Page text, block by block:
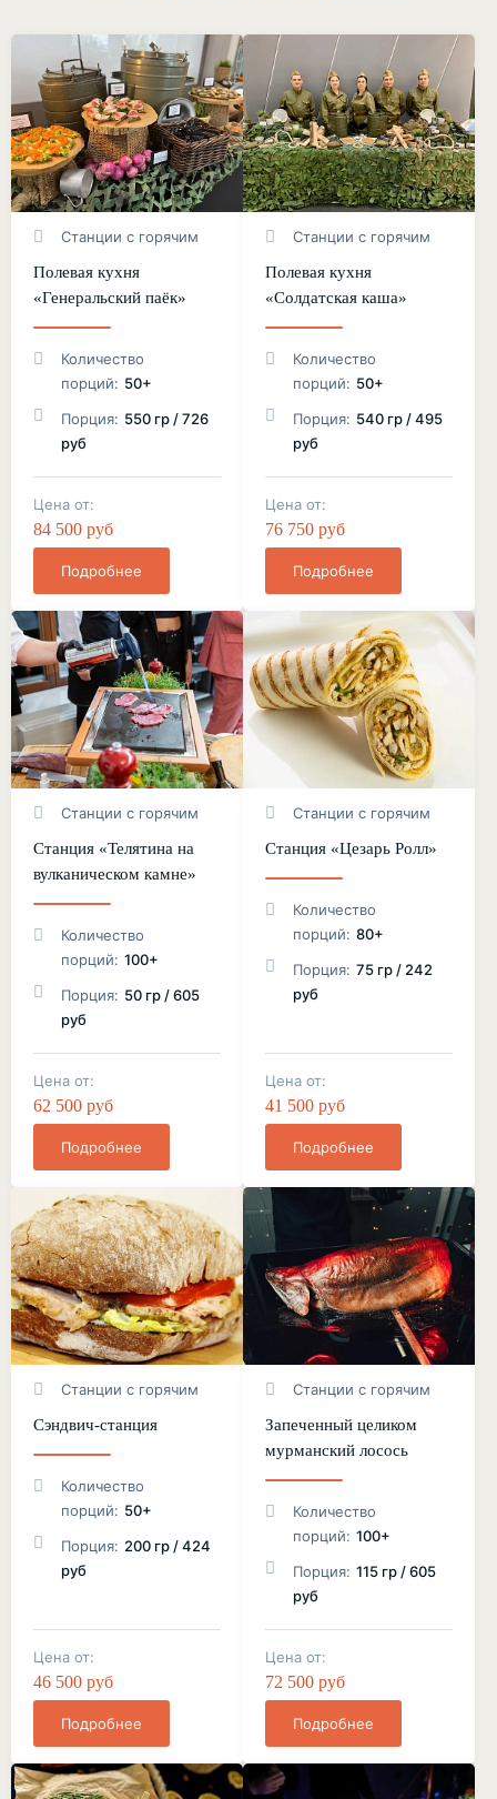
Станции с горячим
Полевая кухня
«Генеральский паёк»
Количество
порций: 50+
Порция: 550 гр / 726
руб
Цена от:
84 500 руб
Подробнее
Станции с горячим
Полевая кухня
«Солдатская каша»
Количество
порций: 50+
Порция: 540 гр / 495
руб
Цена от:
76 750 руб
Подробнее
Станции с горячим
Станция «Телятина на
вулканическом камне»
Количество
порций: 100+
Порция: 50 гр / 605
руб
Цена от:
62 500 руб
Подробнее
Станции с горячим
Станция «Цезарь Ролл»
Количество
порций: 80+
Порция: 75 гр / 242
руб
Цена от:
41 500 руб
Подробнее
Станции с горячим
Сэндвич-станция
Количество
порций: 50+
Порция: 200 гр / 424
руб
Цена от:
46 500 руб
Подробнее
Станции с горячим
Запеченный целиком
мурманский лосось
Количество
порций: 100+
Порция: 115 гр / 605
руб
Цена от:
72 500 руб
Подробнее